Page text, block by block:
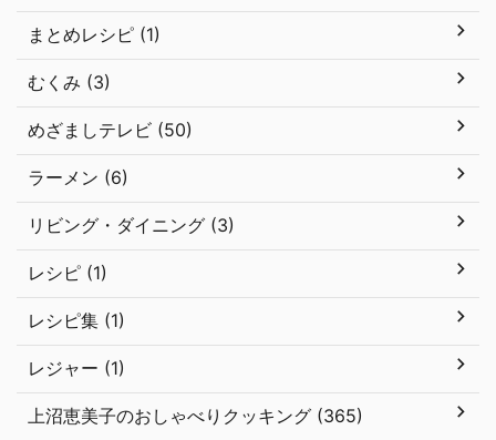
まとめレシピ (1)
むくみ (3)
めざましテレビ (50)
ラーメン (6)
リビング・ダイニング (3)
レシピ (1)
レシピ集 (1)
レジャー (1)
上沼恵美子のおしゃべりクッキング (365)